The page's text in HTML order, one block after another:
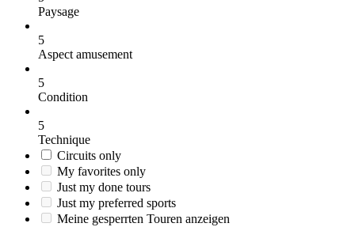
Paysage
5
Aspect amusement
5
Condition
5
Technique
Circuits only
My favorites only
Just my done tours
Just my preferred sports
Meine gesperrten Touren anzeigen